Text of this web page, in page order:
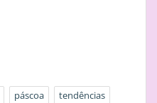
páscoa tendências